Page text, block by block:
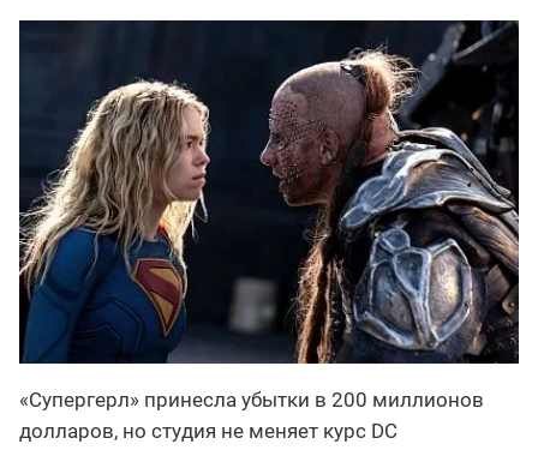
«Супергерл» принесла убытки в 200 миллионов
долларов, но студия не меняет курс DC